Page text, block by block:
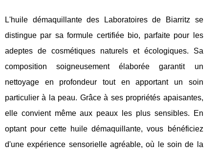
L'huile démaquillante des Laboratoires de Biarritz se
distingue par sa formule certifiée bio, parfaite pour les
adeptes de cosmétiques naturels et écologiques. Sa
composition soigneusement élaborée garantit un
nettoyage en profondeur tout en apportant un soin
particulier à la peau. Grâce à ses propriétés apaisantes,
elle convient même aux peaux les plus sensibles. En
optant pour cette huile démaquillante, vous bénéficiez
d'une expérience sensorielle agréable, où le soin de la